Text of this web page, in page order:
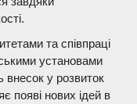
та співпраці
установами
внесок у розвиток
появі нових ідей в